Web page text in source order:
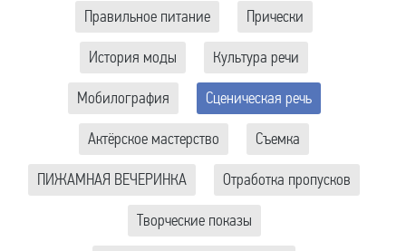
Правильное питание Прически
История моды Культура речи
Мобилография Сценическая речь
Актёрское мастерство Съемка
ПИЖАМНАЯ ВЕЧЕРИНКА Отработка пропусков
Творческие показы